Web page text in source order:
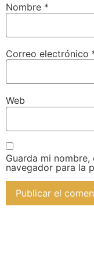
Nombre *
Correo electrónico
Web
Guarda mi
navegador para la